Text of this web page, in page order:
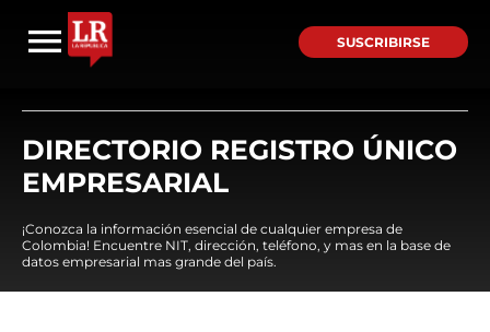
SUSCRIBIRSE
DIRECTORIO REGISTRO ÚNICO
EMPRESARIAL
¡Conozca la información esencial de cualquier empresa de
Colombia! Encuentre NIT, dirección, teléfono, y mas en la base de
datos empresarial mas grande del país.